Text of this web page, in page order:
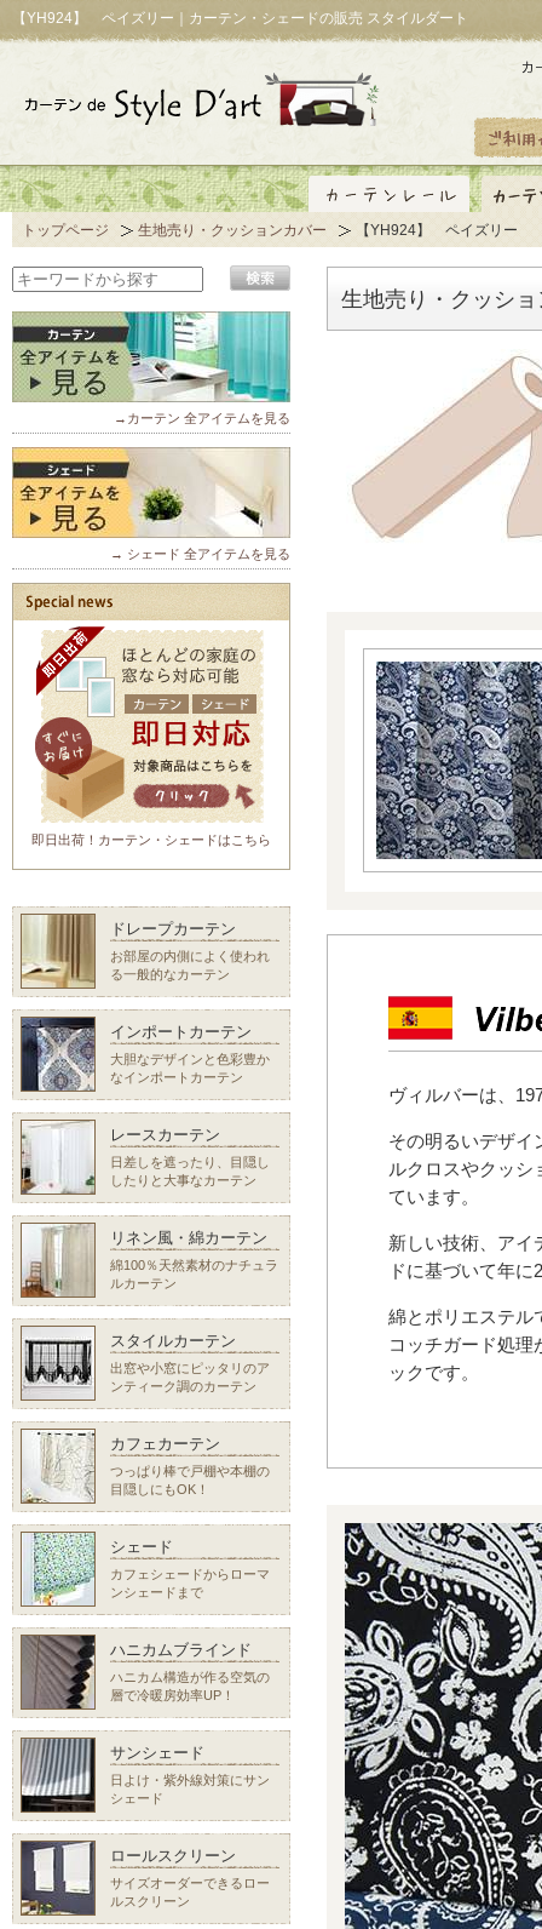
【YH924】 ペイズリー｜カーテン・シェードの販売 スタイルダート
トップページ 生地売り・クッションカバー 【YH924】 ペイズリー
生地売り・クッシ
ヴィルバーは、
その明るいデザイ
ルクロスやクッシ
ています。
新しい技術、アイ
ドに基づいて年
綿とポリエステル
コッチガード処理
ックです。
→カーテン 全アイテムを見る
→ シェード 全アイテムを見る
即日出荷！カーテン・シェードはこちら
ドレープカーテン
お部屋の内側によく使われ
る一般的なカーテン
インポートカーテン
大胆なデザインと色彩豊か
なインポートカーテン
レースカーテン
日差しを遮ったり、目隠し
したりと大事なカーテン
リネン風・綿カーテン
綿100％天然素材のナチュラ
ルカーテン
スタイルカーテン
出窓や小窓にピッタリのア
ンティーク調のカーテン
カフェカーテン
つっぱり棒で戸棚や本棚の
目隠しにもOK！
シェード
カフェシェードからローマ
ンシェードまで
ハニカムブラインド
ハニカム構造が作る空気の
層で冷暖房効率UP！
サンシェード
日よけ・紫外線対策にサン
シェード
ロールスクリーン
サイズオーダーできるロー
ルスクリーン